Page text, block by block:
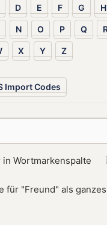
D E F G H
N O P Q
X Y Z
Import Codes
in Wortmarkenspalte
für "Freund" als